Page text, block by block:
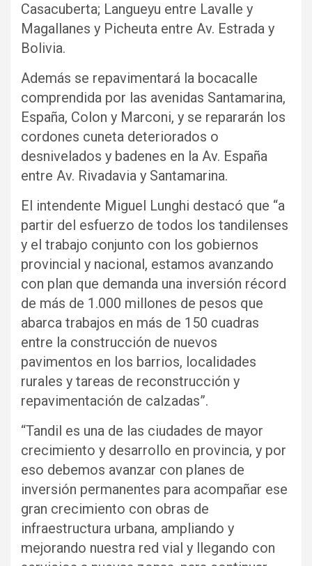
Casacuberta; Langueyu entre Lavalle y
Magallanes y Picheuta entre Av. Estrada y
Bolivia.
Además se repavimentará la bocacalle
comprendida por las avenidas Santamarina,
España, Colon y Marconi, y se repararán los
cordones cuneta deteriorados o
desnivelados y badenes en la Av. España
entre Av. Rivadavia y Santamarina.
El intendente Miguel Lunghi destacó que “a
partir del esfuerzo de todos los tandilenses
y el trabajo conjunto con los gobiernos
provincial y nacional, estamos avanzando
con plan que demanda una inversión récord
de más de 1.000 millones de pesos que
abarca trabajos en más de 150 cuadras
entre la construcción de nuevos
pavimentos en los barrios, localidades
rurales y tareas de reconstrucción y
repavimentación de calzadas”.
“Tandil es una de las ciudades de mayor
crecimiento y desarrollo en provincia, y por
eso debemos avanzar con planes de
inversión permanentes para acompañar ese
gran crecimiento con obras de
infraestructura urbana, ampliando y
mejorando nuestra red vial y llegando con